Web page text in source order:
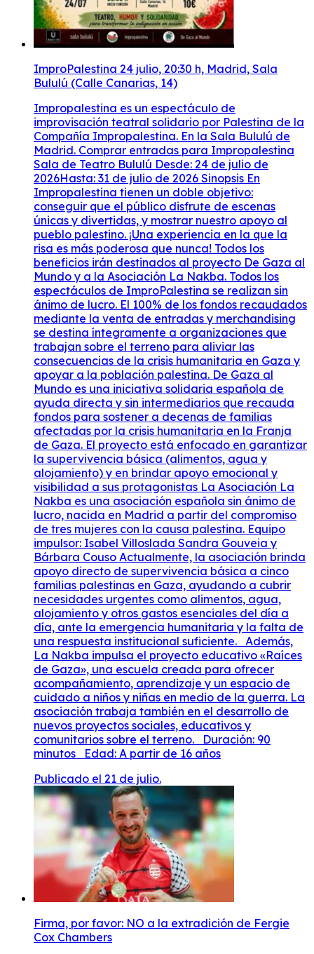
ImproPalestina 24 julio, 20:30 h, Madrid, Sala
Bululú (Calle Canarias, 14)
Impropalestina es un espectáculo de
improvisación teatral solidario por Palestina de la
Compañía Impropalestina. En la Sala Bululú de
Madrid. Comprar entradas para Impropalestina
Sala de Teatro Bululú Desde: 24 de julio de
2026Hasta: 31 de julio de 2026 Sinopsis En
Impropalestina tienen un doble objetivo:
conseguir que el público disfrute de escenas
únicas y divertidas, y mostrar nuestro apoyo al
pueblo palestino. ¡Una experiencia en la que la
risa es más poderosa que nunca! Todos los
beneficios irán destinados al proyecto De Gaza al
Mundo y a la Asociación La Nakba. Todos los
espectáculos de ImproPalestina se realizan sin
ánimo de lucro. El 100% de los fondos recaudados
mediante la venta de entradas y merchandising
se destina íntegramente a organizaciones que
trabajan sobre el terreno para aliviar las
consecuencias de la crisis humanitaria en Gaza y
apoyar a la población palestina. De Gaza al
Mundo es una iniciativa solidaria española de
ayuda directa y sin intermediarios que recauda
fondos para sostener a decenas de familias
afectadas por la crisis humanitaria en la Franja
de Gaza. El proyecto está enfocado en garantizar
la supervivencia básica (alimentos, agua y
alojamiento) y en brindar apoyo emocional y
visibilidad a sus protagonistas La Asociación La
Nakba es una asociación española sin ánimo de
lucro, nacida en Madrid a partir del compromiso
de tres mujeres con la causa palestina. Equipo
impulsor: Isabel Villoslada Sandra Gouveia y
Bárbara Couso Actualmente, la asociación brinda
apoyo directo de supervivencia básica a cinco
familias palestinas en Gaza, ayudando a cubrir
necesidades urgentes como alimentos, agua,
alojamiento y otros gastos esenciales del día a
día, ante la emergencia humanitaria y la falta de
una respuesta institucional suficiente. Además,
La Nakba impulsa el proyecto educativo «Raíces
de Gaza», una escuela creada para ofrecer
acompañamiento, aprendizaje y un espacio de
cuidado a niños y niñas en medio de la guerra. La
asociación trabaja también en el desarrollo de
nuevos proyectos sociales, educativos y
comunitarios sobre el terreno. Duración: 90
minutos Edad: A partir de 16 años
Publicado el 21 de julio.
Firma, por favor: NO a la extradición de Fergie
Cox Chambers